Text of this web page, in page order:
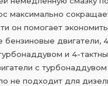
максимально
он помогает
бензиновые двигатели,
и 4-
с турбонаддувом
не подходит для